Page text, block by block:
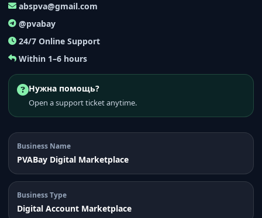
abspva@gmail.com
@pvabay
24/7 Online Support
Within 1–6 hours
Нужна помощь?
Open a support ticket anytime.
Business Name
PVABay Digital Marketplace
Business Type
Digital Account Marketplace